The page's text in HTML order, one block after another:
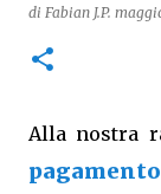
di Fabian J.P.
Alla nostra